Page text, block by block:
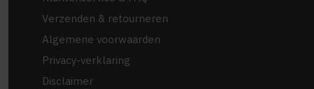
Verzenden & retourneren
Algemene voorwaarden
Privacy-verklaring
Disclaimer